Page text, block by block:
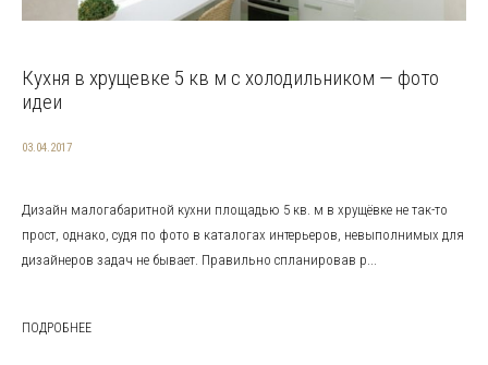
Кухня в хрущевке 5 кв м с холодильником — фото
идеи
03.04.2017
Дизайн малогабаритной кухни площадью 5 кв. м в хрущёвке не так-то
прост, однако, судя по фото в каталогах интерьеров, невыполнимых для
дизайнеров задач не бывает. Правильно спланировав р...
ПОДРОБНЕЕ